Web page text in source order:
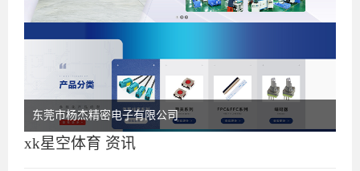
东莞市杨杰精密电子有限公司
xk星空体育 资讯